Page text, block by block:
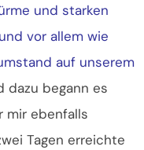
und starken
vor allem wie
auf unserem
dazu begann es
mir ebenfalls
Tagen erreichte